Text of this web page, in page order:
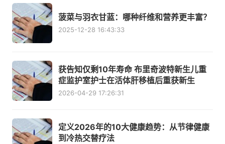
菠菜与羽衣甘蓝：哪种纤维和营养更丰富？
2025-12-28 16:43:33
获告知仅剩10年寿命 布里奇波特新生儿重
症监护室护士在活体肝移植后重获新生
2026-04-29 17:26:31
定义2026年的10大健康趋势：从节律健康
到冷热交替疗法